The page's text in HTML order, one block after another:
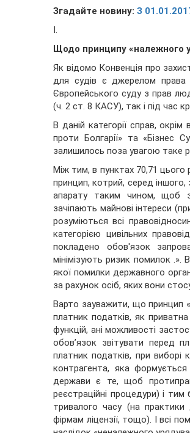
Згадайте новину: З
І.
Щодо принципу «належного
Як відомо Конвенція про
для судів є джерелом права
Європейського суду з прав
(ч. 2 ст. 8 КАСУ), так і під час
В даній категорії справ,
проти Болгарії» та «Бізнес
залишилось поза увагою таке
Між тим, в пунктах 70,71
принцип, котрий, серед
апарату таким чином, щоб
зачіпають майнові інтереси
розуміються всі
категорією цивільних
покладено обов'язок
мінімізують ризик помилок .».
якої помилки державного
за рахунок осіб, яких вони
Варто зауважити, що принцип
платник податків, як
функцій, ані можливості
обов’язок звітувати перед
платник податків, при
контрагента, яка
держави є те, щоб
реєстраційні процедури) і
тривалого часу (на практики
фірмам ліцензії, тощо). І всі